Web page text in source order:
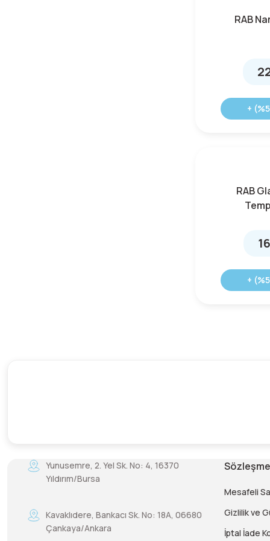
Utopeak (207)
Vasque (1)
RAB
+
RAB
+
Yunusemre, 2. Yel Sk. No: 4, 16370
Yıldırım/Bursa
Kavaklıdere, Bankacı Sk. No: 18A, 06680
Çankaya/Ankara
Mesafeli
Gizlilik ve
İptal İade